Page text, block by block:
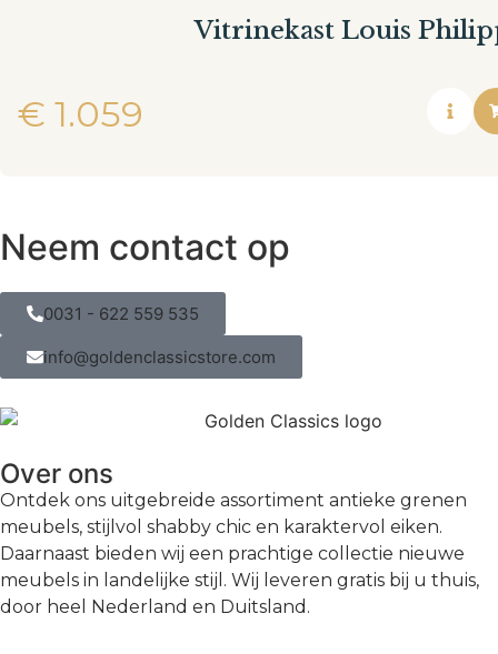
Vitrinekast Louis
€ 1.059
Neem contact op
0031 - 622 559 535
info@goldenclassicstore.com
Over ons
Ontdek ons uitgebreide assortiment antieke grenen
meubels, stijlvol shabby chic en karaktervol eiken.
Daarnaast bieden wij een prachtige collectie nieuwe
meubels in landelijke stijl. Wij leveren gratis bij u thuis,
door heel Nederland en Duitsland.